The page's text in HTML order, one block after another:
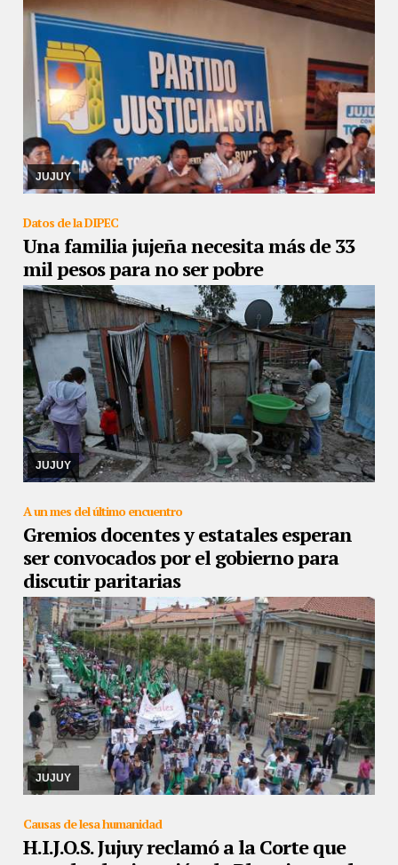
JUJUY
24/09/2019 También participaron concejales de ese espacio,
además de la candidata que encabeza la lista diputados Carolina
Moisés
Datos de la DIPEC
Una familia jujeña necesita más de 33
mil pesos para no ser pobre
JUJUY
24/09/2019 El dato corresponde a la canasta básica total de
agosto, y contempla a un hogar con 5 miembros.
A un mes del último encuentro
Gremios docentes y estatales esperan
ser convocados por el gobierno para
discutir paritarias
JUJUY
24/09/2019
Desde la Intersindical elevaron un documento al
Ministerio de Trabajo. Todavía no obtuvieron respuestas
Causas de lesa humanidad
H.I.J.O.S. Jujuy reclamó a la Corte que